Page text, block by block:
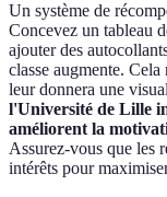
Un système de
Concevez un tableau
ajouter des
classe augmente.
leur donnera une
l'Université de Lille
améliorent la
Assurez-vous que les
intérêts pour